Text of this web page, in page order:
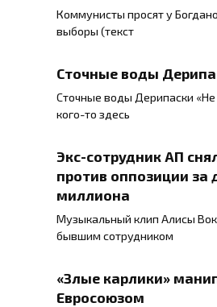
Коммунисты просят у
выборы (текст
Сточные воды
Сточные воды Дерипаски
кого-то здесь
Экс-сотрудник АП
против оппозиции за
миллиона
Музыкальный клип Алисы
бывшим сотрудником
«Злые карлики»
Евросоюзом